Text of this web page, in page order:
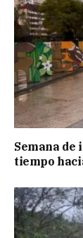
Semana de
tiempo